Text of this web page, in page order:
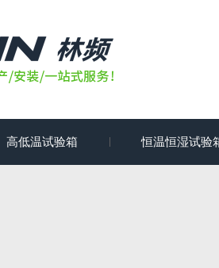
高低温试验箱 恒温恒湿试验